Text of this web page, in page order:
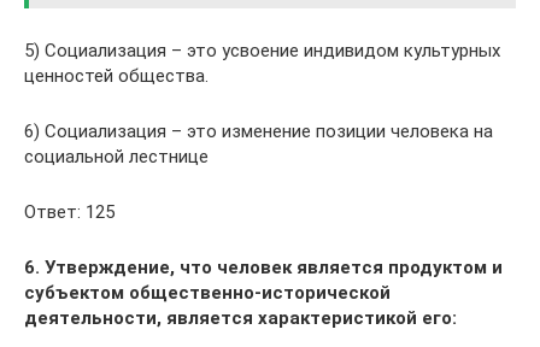
5) Социализация – это усвоение индивидом культурных
ценностей общества.
6) Социализация – это изменение позиции человека на
социальной лестнице
Ответ: 125
6. Утверждение, что человек является продуктом и
субъектом общественно-исторической
деятельности, является характеристикой его: